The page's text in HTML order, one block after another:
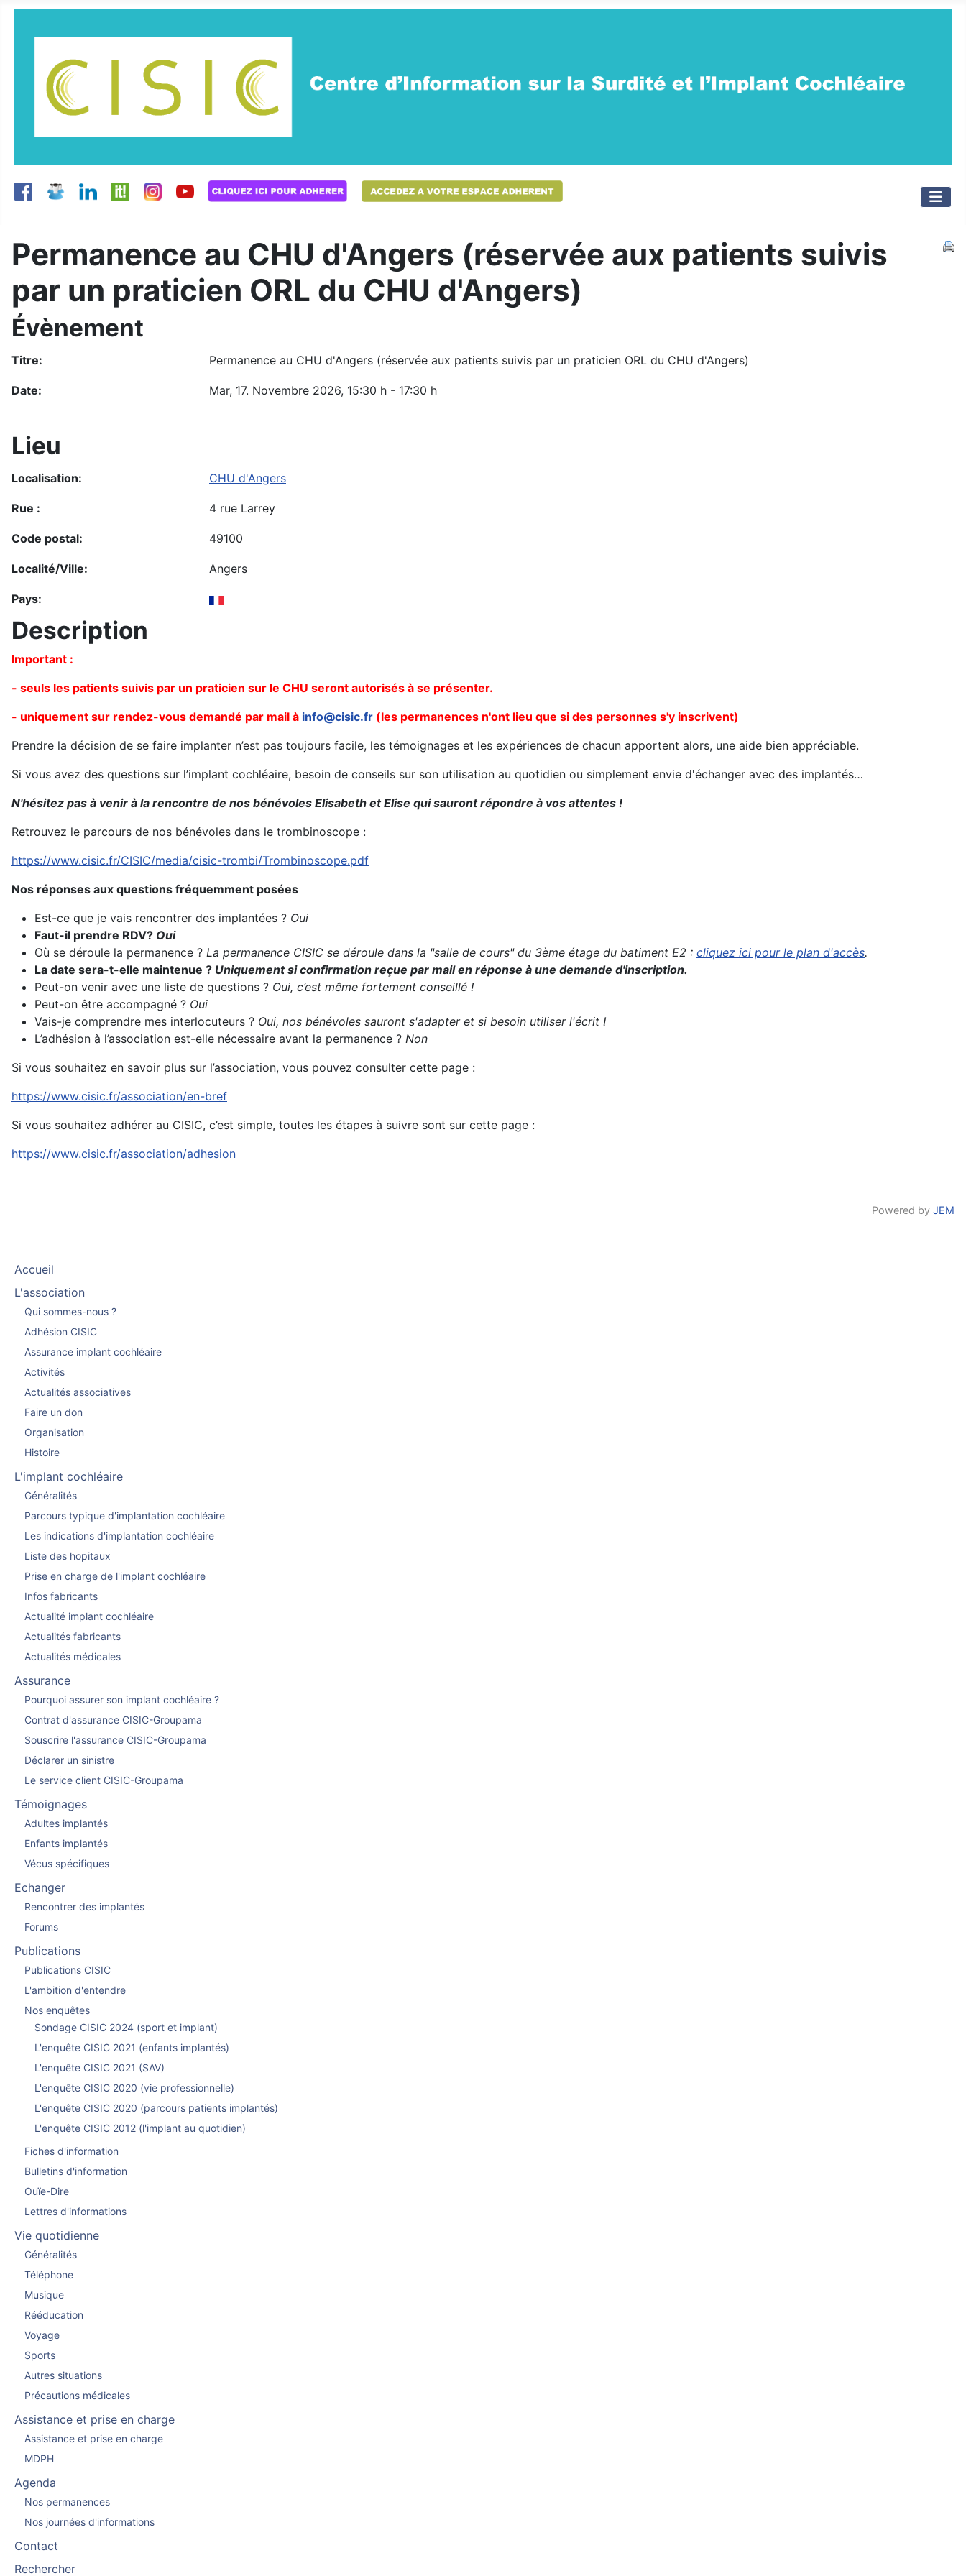
Permanence au CHU d'Angers (réservée aux patients suivis
par un praticien ORL du CHU d'Angers)
Évènement
Titre: Permanence au CHU d'Angers (réservée aux patients suivis par un praticien ORL du CHU d'Angers)
Date: Mar, 17. Novembre 2026, 15:30 h - 17:30 h
Lieu
Localisation: CHU d'Angers
Rue : 4 rue Larrey
Code postal: 49100
Localité/Ville: Angers
Pays:
Description
Important :
- seuls les patients suivis par un praticien sur le CHU seront autorisés à se présenter.
- uniquement sur rendez-vous demandé par mail à info@cisic.fr (les permanences n'ont lieu que si des personnes s'y inscrivent)
Prendre la décision de se faire implanter n’est pas toujours facile, les témoignages et les expériences de chacun apportent alors, une aide bien appréciable.
Si vous avez des questions sur l’implant cochléaire, besoin de conseils sur son utilisation au quotidien ou simplement envie d'échanger avec des implantés…
N'hésitez pas à venir à la rencontre de nos bénévoles Elisabeth et Elise qui sauront répondre à vos attentes !
Retrouvez le parcours de nos bénévoles dans le trombinoscope :
https://www.cisic.fr/CISIC/media/cisic-trombi/Trombinoscope.pdf
Nos réponses aux questions fréquemment posées
Est-ce que je vais rencontrer des implantées ? Oui
Faut-il prendre RDV? Oui
Où se déroule la permanence ? La permanence CISIC se déroule dans la "salle de cours" du 3ème étage du batiment E2 : cliquez ici pour le plan d'accès.
La date sera-t-elle maintenue ? Uniquement si confirmation reçue par mail en réponse à une demande d'inscription.
Peut-on venir avec une liste de questions ? Oui, c’est même fortement conseillé !
Peut-on être accompagné ? Oui
Vais-je comprendre mes interlocuteurs ? Oui, nos bénévoles sauront s'adapter et si besoin utiliser l'écrit !
L’adhésion à l’association est-elle nécessaire avant la permanence ? Non
Si vous souhaitez en savoir plus sur l’association, vous pouvez consulter cette page :
https://www.cisic.fr/association/en-bref
Si vous souhaitez adhérer au CISIC, c’est simple, toutes les étapes à suivre sont sur cette page :
https://www.cisic.fr/association/adhesion
Powered by JEM
Accueil
L'association
Qui sommes-nous ?
Adhésion CISIC
Assurance implant cochléaire
Activités
Actualités associatives
Faire un don
Organisation
Histoire
L'implant cochléaire
Généralités
Parcours typique d'implantation cochléaire
Les indications d'implantation cochléaire
Liste des hopitaux
Prise en charge de l'implant cochléaire
Infos fabricants
Actualité implant cochléaire
Actualités fabricants
Actualités médicales
Assurance
Pourquoi assurer son implant cochléaire ?
Contrat d'assurance CISIC-Groupama
Souscrire l'assurance CISIC-Groupama
Déclarer un sinistre
Le service client CISIC-Groupama
Témoignages
Adultes implantés
Enfants implantés
Vécus spécifiques
Echanger
Rencontrer des implantés
Forums
Publications
Publications CISIC
L'ambition d'entendre
Nos enquêtes
Sondage CISIC 2024 (sport et implant)
L'enquête CISIC 2021 (enfants implantés)
L'enquête CISIC 2021 (SAV)
L'enquête CISIC 2020 (vie professionnelle)
L'enquête CISIC 2020 (parcours patients implantés)
L'enquête CISIC 2012 (l'implant au quotidien)
Fiches d'information
Bulletins d'information
Ouïe-Dire
Lettres d'informations
Vie quotidienne
Généralités
Téléphone
Musique
Rééducation
Voyage
Sports
Autres situations
Précautions médicales
Assistance et prise en charge
Assistance et prise en charge
MDPH
Agenda
Nos permanences
Nos journées d'informations
Contact
Rechercher